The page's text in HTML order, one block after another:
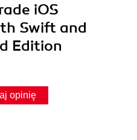
iOS
Swift and
Edition
opinię